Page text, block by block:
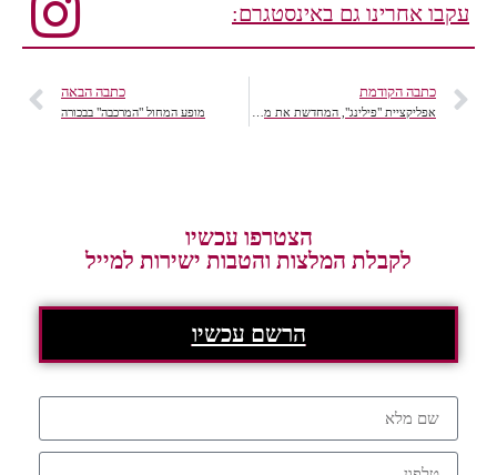
עקבו אחרינו גם באינסטגרם:
כתבה הקודמת כתבה הבאה
מופע המחול "המרכבה" בבכורה
הצטרפו עכשיו
לקבלת המלצות והטבות ישירות למייל
הרשם עכשיו